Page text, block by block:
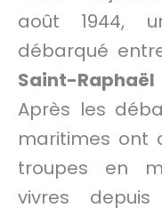
août 1944,
débarqué
Saint-Raphaël
Après les
maritimes ont
troupes en
vivres depuis